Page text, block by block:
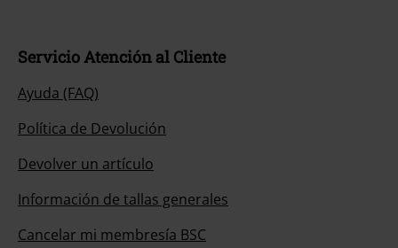
Servicio Atención al Cliente
Ayuda (FAQ)
Política de Devolución
Devolver un artículo
Información de tallas generales
Cancelar mi membresía BSC